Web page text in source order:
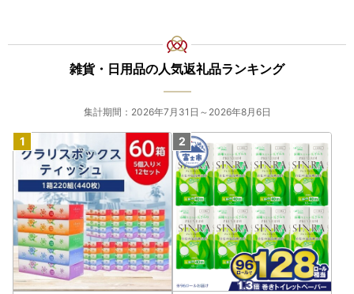
雑貨・日用品の人気返礼品ランキング
集計期間：2026年7月31日～2026年8月6日